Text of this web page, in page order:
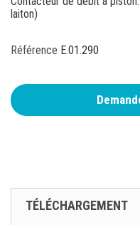
laiton)
Référence E.01.290
TÉLÉCHARGEMENT